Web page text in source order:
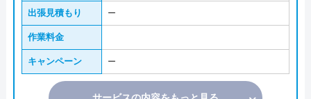
出張見積もり ー
作業料金
キャンペーン ー